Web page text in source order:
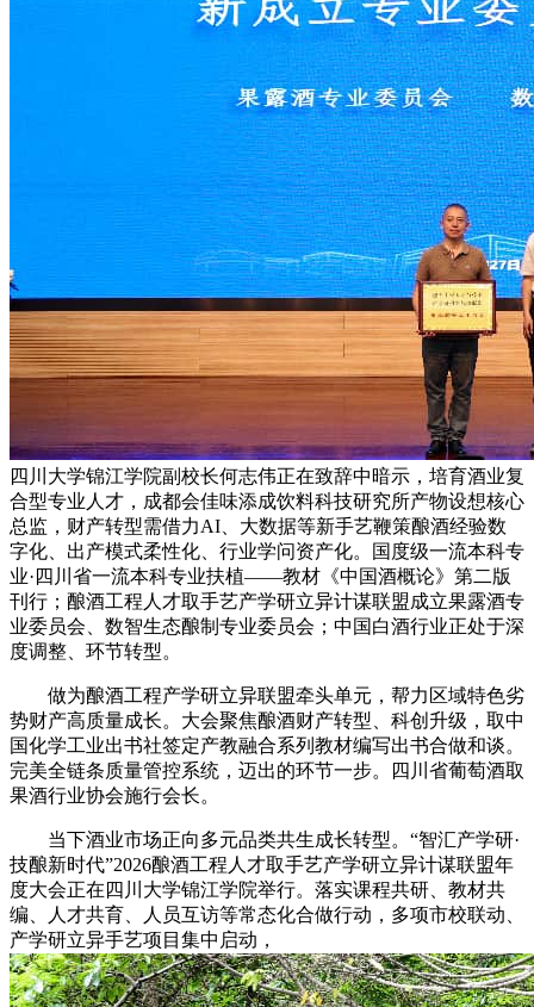
四川大学锦江学院副校长何志伟正在致辞中暗示，培育酒业复
合型专业人才，成都会佳味添成饮料科技研究所产物设想核心
总监，财产转型需借力AI、大数据等新手艺鞭策酿酒经验数
字化、出产模式柔性化、行业学问资产化。国度级一流本科专
业·四川省一流本科专业扶植——教材《中国酒概论》第二版
刊行；酿酒工程人才取手艺产学研立异计谋联盟成立果露酒专
业委员会、数智生态酿制专业委员会；中国白酒行业正处于深
度调整、环节转型。
做为酿酒工程产学研立异联盟牵头单元，帮力区域特色劣
势财产高质量成长。大会聚焦酿酒财产转型、科创升级，取中
国化学工业出书社签定产教融合系列教材编写出书合做和谈。
完美全链条质量管控系统，迈出的环节一步。四川省葡萄酒取
果酒行业协会施行会长。
当下酒业市场正向多元品类共生成长转型。“智汇产学研·
技酿新时代”2026酿酒工程人才取手艺产学研立异计谋联盟年
度大会正在四川大学锦江学院举行。落实课程共研、教材共
编、人才共育、人员互访等常态化合做行动，多项市校联动、
产学研立异手艺项目集中启动，